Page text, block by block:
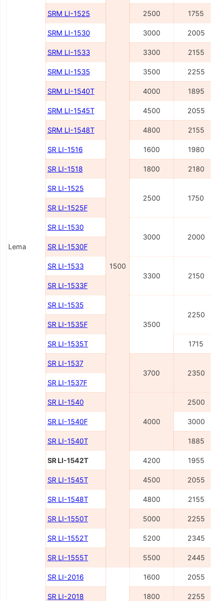
Lema
1500
SRM LI-1525 2500 1755
SRM LI-1530 3000 2005
SRM LI-1533 3300 2155
SRM LI-1535 3500 2255
SRM LI-1540Т 4000 1895
SRM LI-1545Т 4500 2055
SRM LI-1548Т 4800 2155
SR LI-1516 1600 1980
SR LI-1518 1800 2180
SR LI-1525
2500
1750
SR LI-1525F
SR LI-1530
3000
2000
SR LI-1530F
SR LI-1533
3300
2150
SR LI-1533F
SR LI-1535
3500
2250
SR LI-1535F
SR LI-1535T 1715
SR LI-1537
3700
2350
SR LI-1537F
SR LI-1540
4000
2500
SR LI-1540F 3000
SR LI-1540Т 1885
SR LI-1542Т 4200 1955
SR LI-1545Т 4500 2055
SR LI-1548Т 4800 2155
SR LI-1550Т 5000 2255
SR LI-1552Т 5200 2345
SR LI-1555Т 5500 2445
SR LI-2016 1600 2055
SR LI-2018 1800 2255